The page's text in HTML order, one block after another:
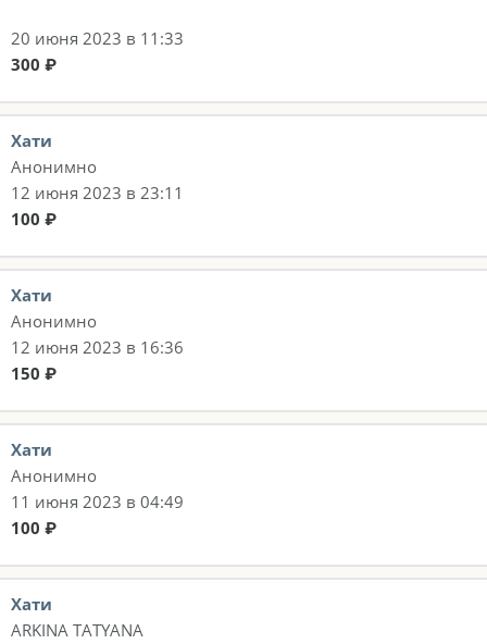
20 июня 2023 в 11:33
300 ₽
Хати
Анонимно
12 июня 2023 в 23:11
100 ₽
Хати
Анонимно
12 июня 2023 в 16:36
150 ₽
Хати
Анонимно
11 июня 2023 в 04:49
100 ₽
Хати
ARKINA TATYANA